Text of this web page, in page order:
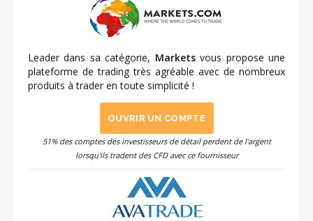
Leader dans sa catégorie, Marketsvous propose une
plateforme de trading très agréable avec de nombreux
produits à trader en toute simplicité !
OUVRIR UN COMPTE
51% des comptes des investisseurs de détail perdent de l'argent
lorsqu'ils tradent des CFD avec ce fournisseur